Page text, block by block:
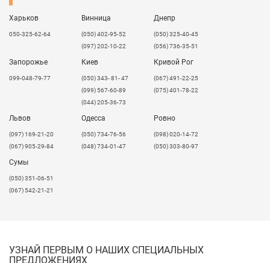
Харьков
050-325-62-64
Винница
(050) 402-95-52
(097) 202-10-22
Днепр
(050) 325-40-45
(056) 736-35-51
Запорожье
099-048-79-77
Киев
(050) 343- 81- 47
(099) 567-60-89
(044) 205-36-73
Кривой Рог
(067) 491-22-25
(075) 401-78-22
Львов
​(097) 169-21-20
(067) 905-29-84
Одесса
(050) 734-76-56
(048) 734-01-47
Ровно
(098) 020-14-72
(050) 303-80-97
Сумы
(050) 351-06-51
(067) 542-21-21
УЗНАЙ ПЕРВЫМ О НАШИХ СПЕЦИАЛЬНЫХ
ПРЕДЛОЖЕНИЯХ